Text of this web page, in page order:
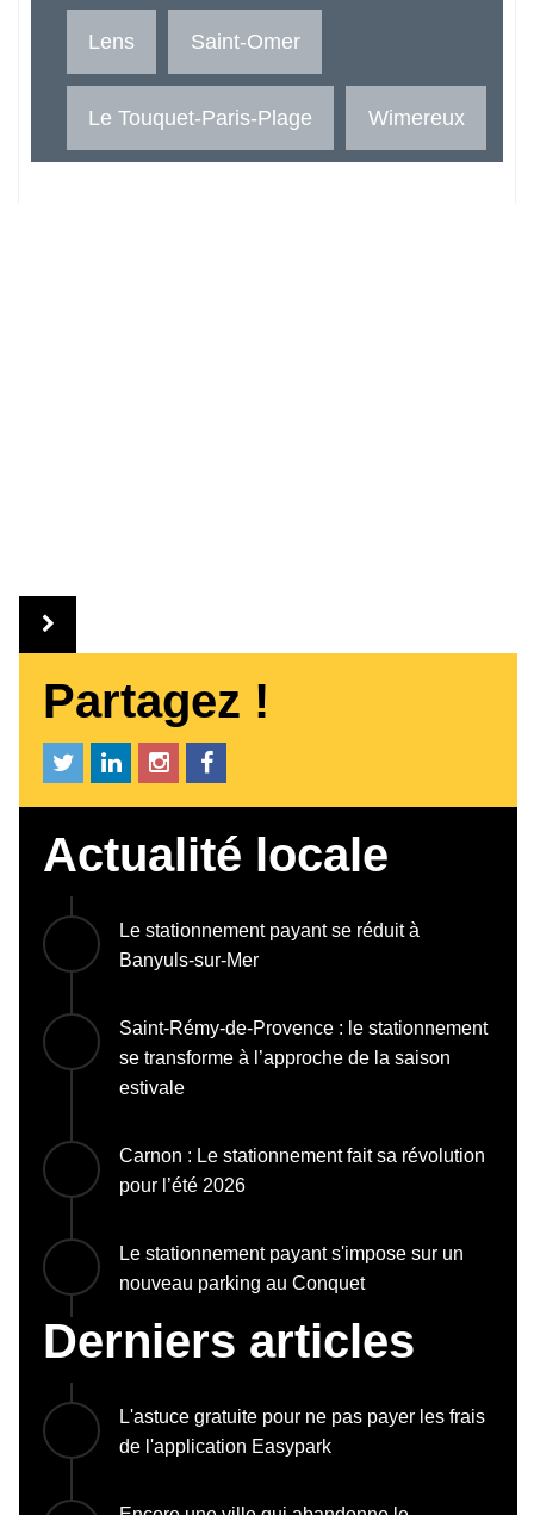
Lens Saint-Omer
Le Touquet-Paris-Plage Wimereux
Partagez !
Actualité locale
Le stationnement payant se réduit à
Banyuls-sur-Mer
Saint-Rémy-de-Provence : le stationnement
se transforme à l’approche de la saison
estivale
Carnon : Le stationnement fait sa révolution
pour l’été 2026
Le stationnement payant s'impose sur un
nouveau parking au Conquet
Derniers articles
L'astuce gratuite pour ne pas payer les frais
de l'application Easypark